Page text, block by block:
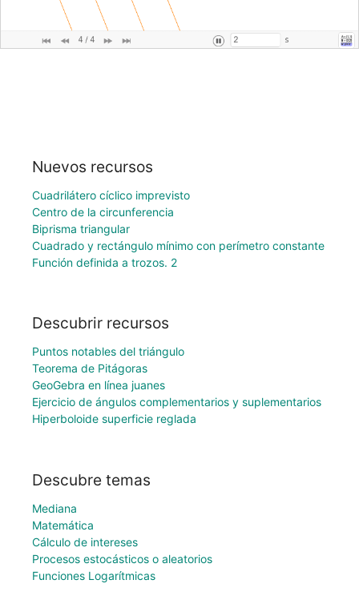
Nuevos recursos
Cuadrilátero cíclico imprevisto
Centro de la circunferencia
Biprisma triangular
Cuadrado y rectángulo mínimo con perímetro constante
Función definida a trozos. 2
Descubrir recursos
Puntos notables del triángulo
Teorema de Pitágoras
GeoGebra en línea juanes
Ejercicio de ángulos complementarios y suplementarios
Hiperboloide superficie reglada
Descubre temas
Mediana
Matemática
Cálculo de intereses
Procesos estocásticos o aleatorios
Funciones Logarítmicas